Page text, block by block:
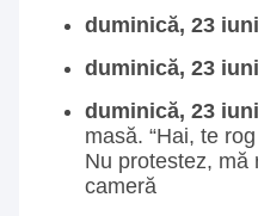
duminică, 23
duminică, 23
duminică, 23
masă. “Hai, te
Nu protestez, mă
cameră